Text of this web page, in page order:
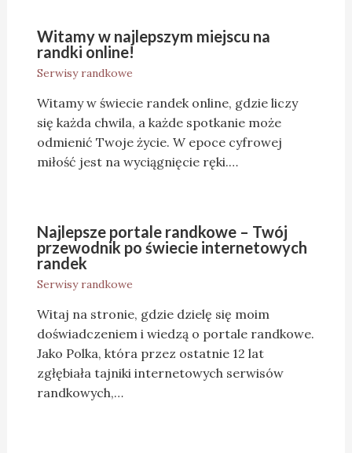
Witamy w najlepszym miejscu na
randki online!
Serwisy randkowe
Witamy w świecie randek online, gdzie liczy
się każda chwila, a każde spotkanie może
odmienić Twoje życie. W epoce cyfrowej
miłość jest na wyciągnięcie ręki.…
Najlepsze portale randkowe – Twój
przewodnik po świecie internetowych
randek
Serwisy randkowe
Witaj na stronie, gdzie dzielę się moim
doświadczeniem i wiedzą o portale randkowe.
Jako Polka, która przez ostatnie 12 lat
zgłębiała tajniki internetowych serwisów
randkowych,…